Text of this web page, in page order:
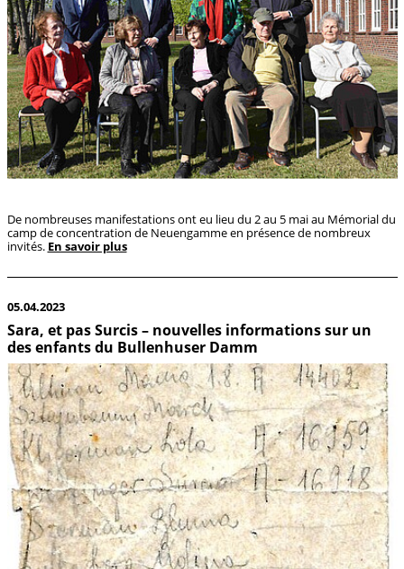
De nombreuses manifestations ont eu lieu du 2 au 5 mai au Mémorial du
camp de concentration de Neuengamme en présence de nombreux
invités. En savoir plus
05.04.2023
Sara, et pas Surcis – nouvelles informations sur un
des enfants du Bullenhuser Damm